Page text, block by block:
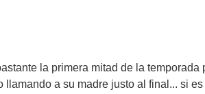
la primera mitad de la temporada
a su madre justo al final... si